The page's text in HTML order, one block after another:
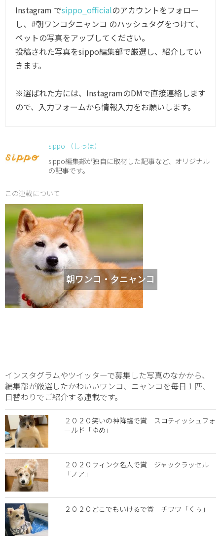
Instagram でsippo_officialのアカウントをフォロー
し、#朝ワンコ夕ニャンコ のハッシュタグをつけて、
ペットの写真をアップしてください。
投稿された写真をsippo編集部で厳選し、紹介してい
きます。
※選ばれた方には、InstagramのDMで直接連絡します
ので、入力フォームから情報入力をお願いします。
sippo （しっぽ）
sippo編集部が独自に取材した記事など、オリジナル
の記事です。
この連載について
朝ワンコ・夕ニャンコ
インスタグラムやツイッターで募集した写真のなかから、
編集部が厳選したかわいいワンコ、ニャンコを毎日１匹、
日替わりでご紹介する連載です。
２０２０笑いの神降臨で賞 スコティッシュフォ
ールド「ゆめ」
２０２０ウィンク名人で賞 ジャックラッセル
「ノア」
２０２０どこでもいけるで賞 チワワ「くぅ」